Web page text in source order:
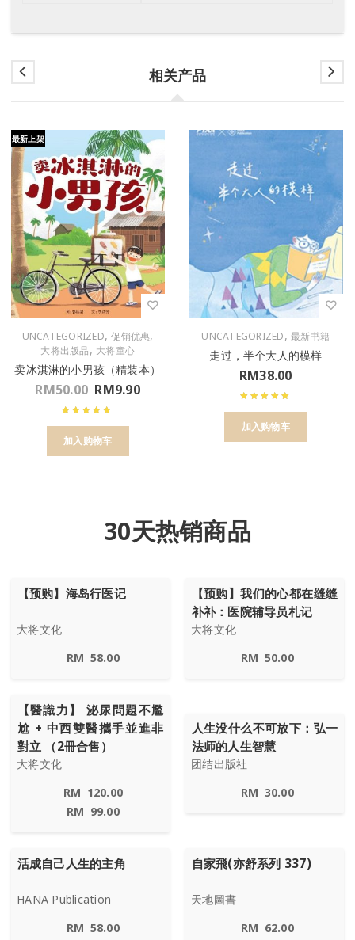
相关产品
最新上架
UNCATEGORIZED,促销优惠,
大将出版品, 大将童心
卖冰淇淋的小男孩（精装本）
RM50.00 RM9.90
加入购物车
UNCATEGORIZED,最新书籍
走过，半个大人的模样
RM38.00
加入购物车
30天热销商品
【预购】海岛行医记
大将文化
RM 58.00
【预购】我们的心都在缝缝
补补：医院辅导员札记
大将文化
RM 50.00
【醫識力】 泌尿問題不尷
尬 + 中西雙醫攜手並進非
對立 （2冊合售）
大将文化
RM 120.00
RM 99.00
人生没什么不可放下：弘一
法师的人生智慧
团结出版社
RM 30.00
活成自己人生的主角
HANA Publication
RM 58.00
自家飛(亦舒系列 337)
天地圖書
RM 62.00